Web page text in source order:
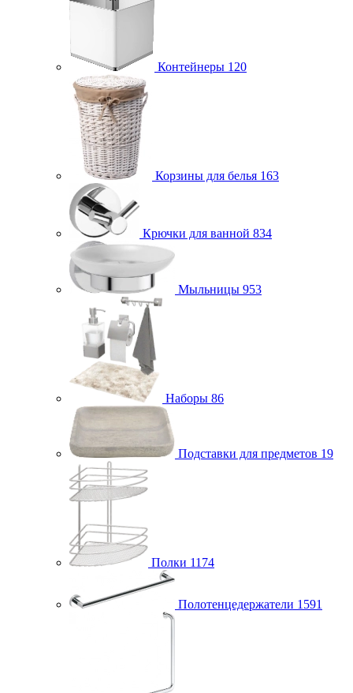
Контейнеры 120
Корзины для белья 163
Крючки для ванной 834
Мыльницы 953
Наборы 86
Подставки для предметов 19
Полки 1174
Полотенцедержатели 1591